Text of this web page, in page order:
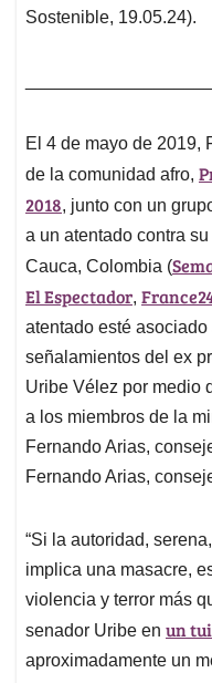
Sostenible, 19.05.24).
El 4 de mayo de 2019,
de la comunidad afro,
2018, junto con un
a un atentado contra
Cauca, Colombia (
El Espectador,
atentado esté
señalamientos del ex
Uribe Vélez por medio
a los miembros de la
Fernando Arias,
Fernando Arias,
“Si la autoridad,
implica una masacre,
violencia y terror más
senador Uribe en un
aproximadamente un